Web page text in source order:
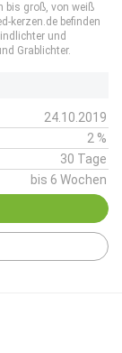
bis groß, von weiß
kerzen.de befinden
und
Grablichter.
24.10.2019
2 %
30 Tage
bis 6 Wochen